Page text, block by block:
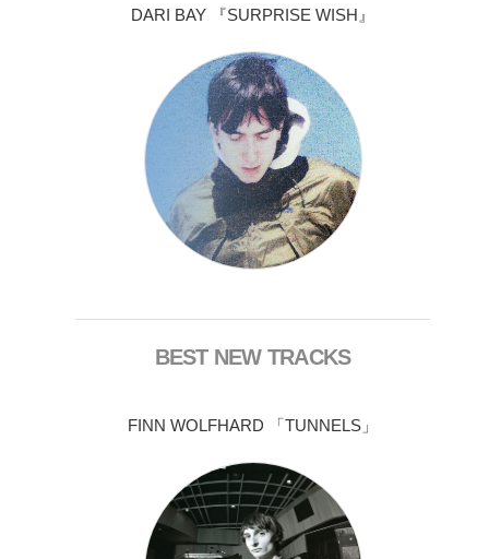
DARI BAY 『SURPRISE WISH』
BEST NEW TRACKS
FINN WOLFHARD 「TUNNELS」